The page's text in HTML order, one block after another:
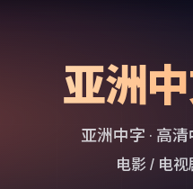
亚洲
亚洲中字 · 高
电影 / 电视